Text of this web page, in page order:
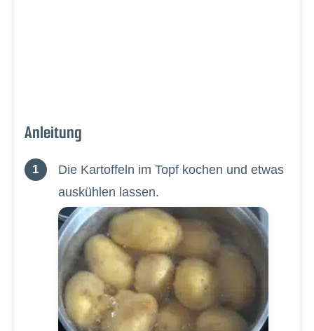
Anleitung
Die Kartoffeln im Topf kochen und etwas
auskühlen lassen.